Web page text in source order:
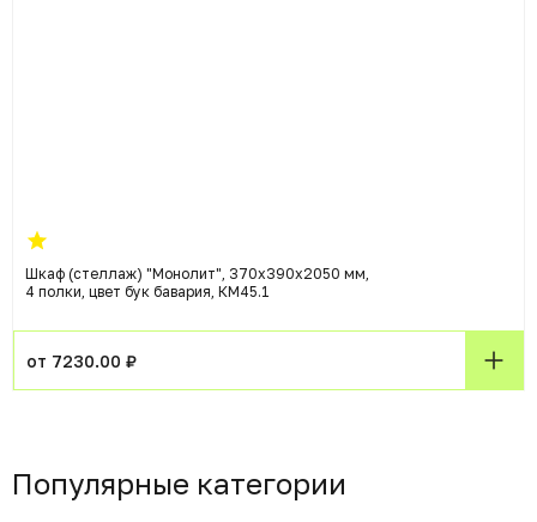
Шкаф (стеллаж) "Монолит", 370х390х2050 мм,
4 полки, цвет бук бавария, КМ45.1
от 7230.00 ₽
Популярные категории